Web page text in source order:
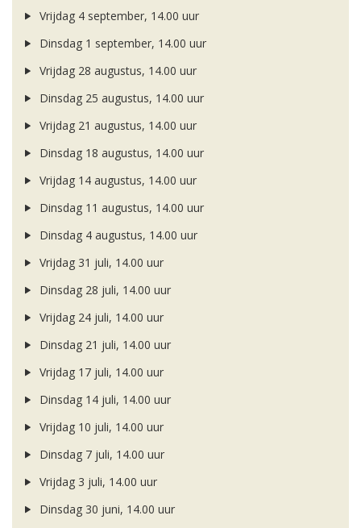
Vrijdag 4 september, 14.00 uur
Dinsdag 1 september, 14.00 uur
Vrijdag 28 augustus, 14.00 uur
Dinsdag 25 augustus, 14.00 uur
Vrijdag 21 augustus, 14.00 uur
Dinsdag 18 augustus, 14.00 uur
Vrijdag 14 augustus, 14.00 uur
Dinsdag 11 augustus, 14.00 uur
Dinsdag 4 augustus, 14.00 uur
Vrijdag 31 juli, 14.00 uur
Dinsdag 28 juli, 14.00 uur
Vrijdag 24 juli, 14.00 uur
Dinsdag 21 juli, 14.00 uur
Vrijdag 17 juli, 14.00 uur
Dinsdag 14 juli, 14.00 uur
Vrijdag 10 juli, 14.00 uur
Dinsdag 7 juli, 14.00 uur
Vrijdag 3 juli, 14.00 uur
Dinsdag 30 juni, 14.00 uur